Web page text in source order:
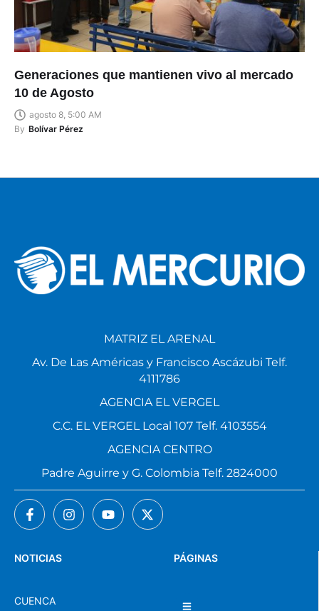
Generaciones que mantienen vivo al mercado
10 de Agosto
agosto 8, 5:00 AM
By Bolívar Pérez
PÁGINAS
NOTICIAS
CUENCA
MATRIZ EL ARENAL
Av. De Las Américas y Francisco Ascázubi Telf.
4111786
AGENCIA EL VERGEL
C.C. EL VERGEL Local 107 Telf. 4103554
AGENCIA CENTRO
Padre Aguirre y G. Colombia Telf. 2824000